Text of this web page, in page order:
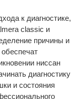
к диагностике,
classic и
причины и
ниссан
диагностику
и состояния